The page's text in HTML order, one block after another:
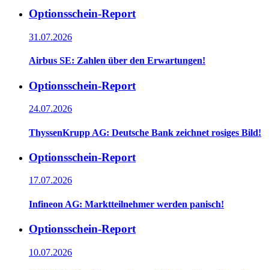
Optionsschein-Report
31.07.2026
Airbus SE: Zahlen über den Erwartungen!
Optionsschein-Report
24.07.2026
ThyssenKrupp AG: Deutsche Bank zeichnet rosiges Bild!
Optionsschein-Report
17.07.2026
Infineon AG: Marktteilnehmer werden panisch!
Optionsschein-Report
10.07.2026